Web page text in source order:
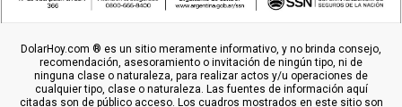
DolarHoy.com ® es un sitio meramente informativo, y no brinda consejo,
recomendación, asesoramiento o invitación de ningún tipo, ni de
ninguna clase o naturaleza, para realizar actos y/u operaciones de
cualquier tipo, clase o naturaleza. Las fuentes de información aquí
citadas son de público acceso. Los cuadros mostrados en este sitio son